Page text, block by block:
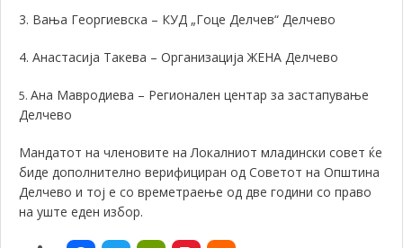
3. Вања Георгиевска – КУД „Гоце Делчев“ Делчево
4. Анастасија Такева – Организација ЖЕНА Делчево
5. Ана Мавродиева – Регионален центар за застапување
Делчево
Мандатот на членовите на Локалниот младински совет ќе
биде дополнително верифициран од Советот на Општина
Делчево и тој е со времетраење од две години со право
на уште еден избор.